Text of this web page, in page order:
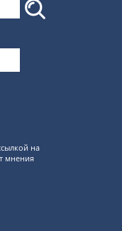
на
мнения